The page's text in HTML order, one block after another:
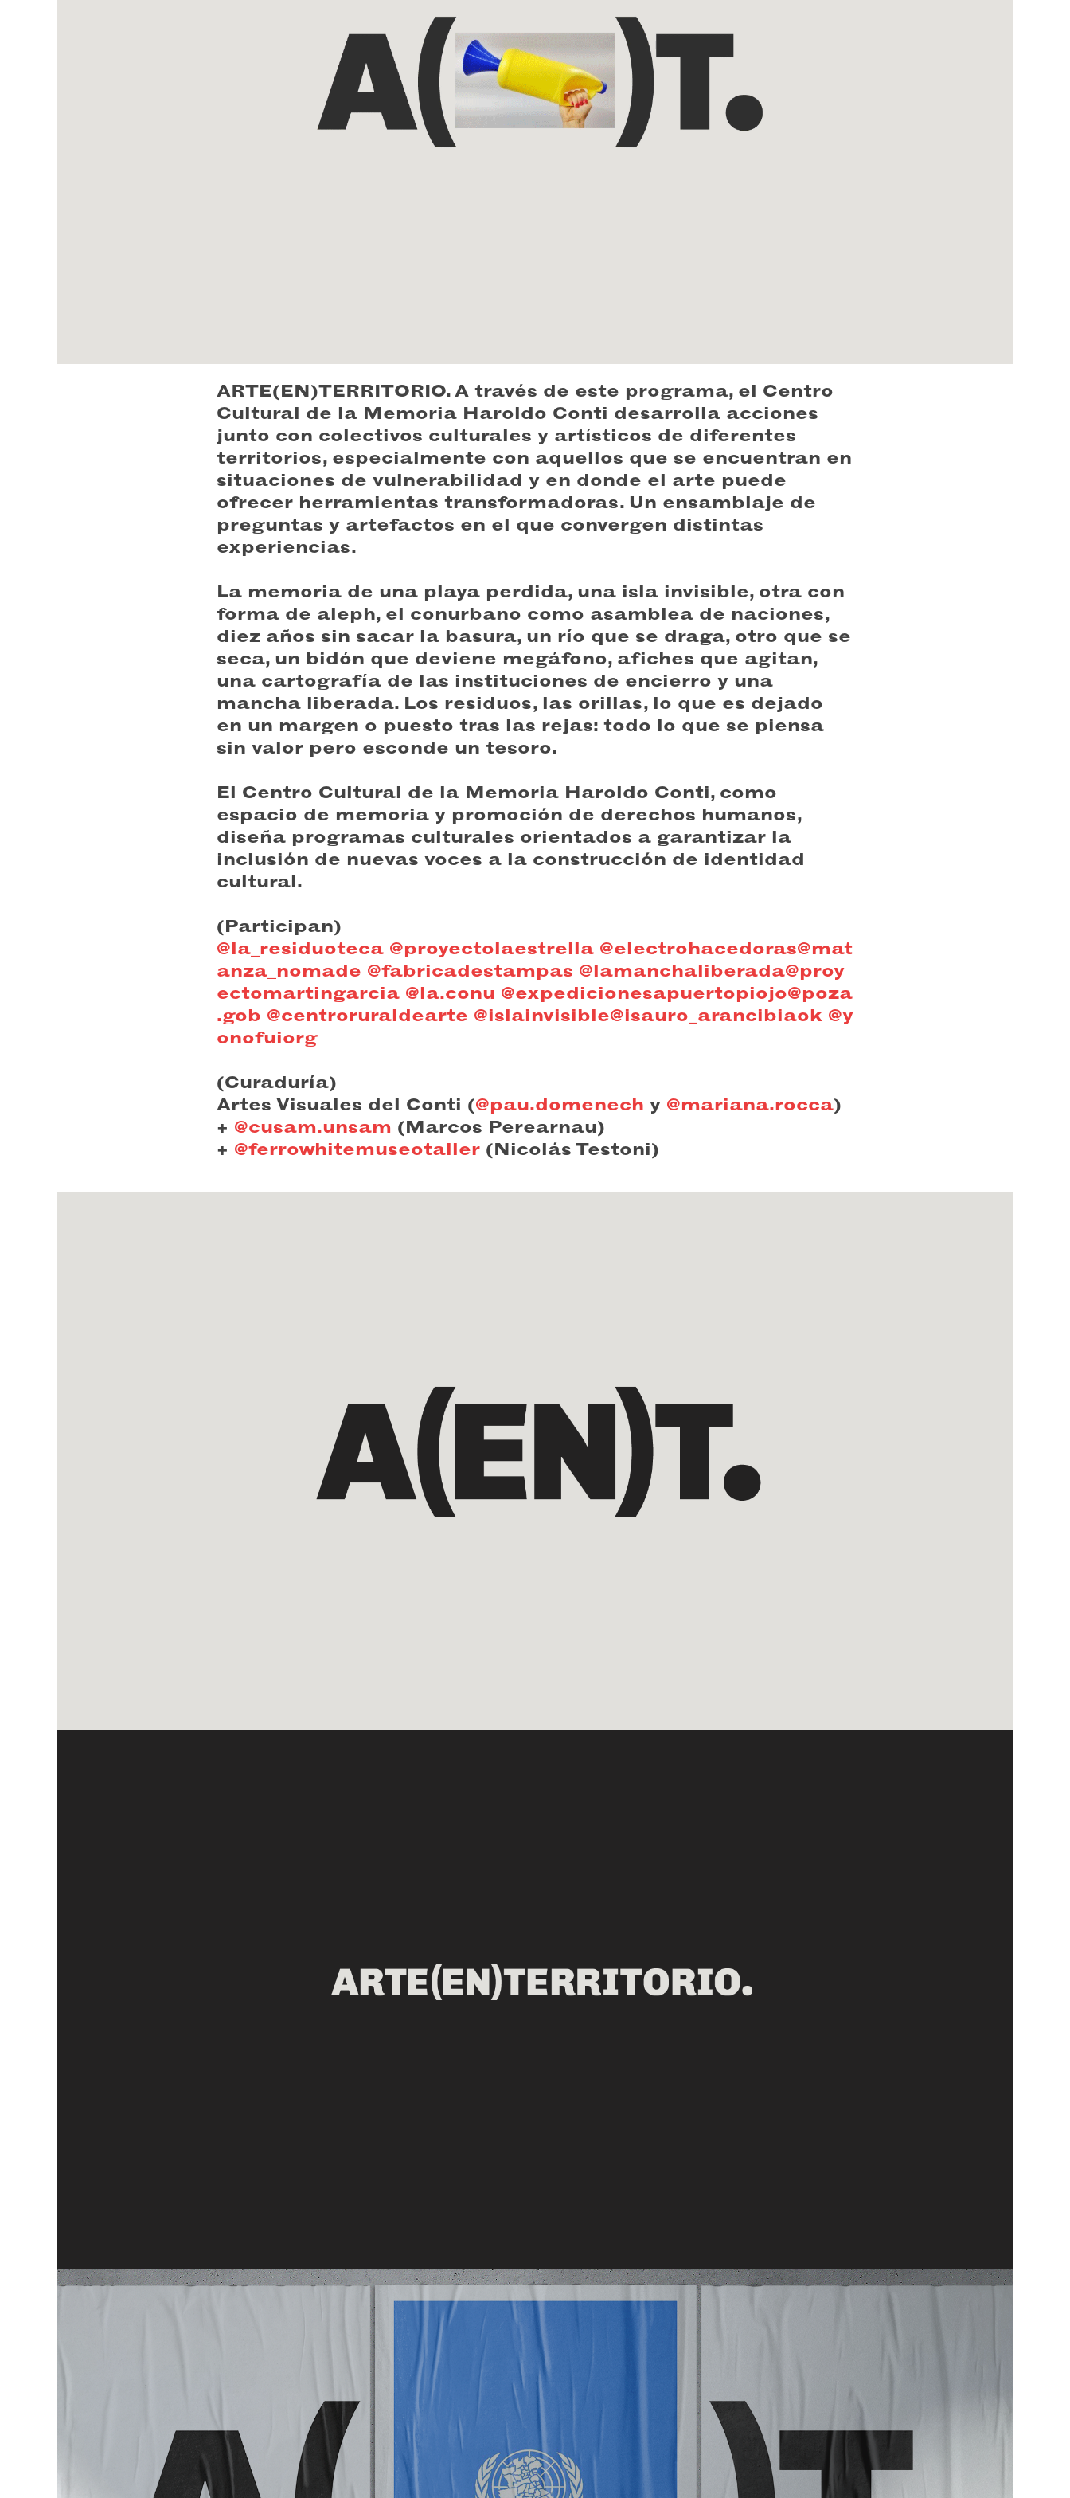
ARTE(EN)TERRITORIO. A través de este programa, el Centro
Cultural de la Memoria Haroldo Conti desarrolla acciones
junto con colectivos culturales y artísticos de diferentes
territorios, especialmente con aquellos que se encuentran en
situaciones de vulnerabilidad y en donde el arte puede
ofrecer herramientas transformadoras. Un ensamblaje de
preguntas y artefactos en el que convergen distintas
experiencias.
La memoria de una playa perdida, una isla invisible, otra con
forma de aleph, el conurbano como asamblea de naciones,
diez años sin sacar la basura, un río que se draga, otro que se
seca, un bidón que deviene megáfono, afiches que agitan,
una cartografía de las instituciones de encierro y una
mancha liberada. Los residuos, las orillas, lo que es dejado
en un margen o puesto tras las rejas: todo lo que se piensa
sin valor pero esconde un tesoro.
El Centro Cultural de la Memoria Haroldo Conti, como
espacio de memoria y promoción de derechos humanos,
diseña programas culturales orientados a garantizar la
inclusión de nuevas voces a la construcción de identidad
cultural.
(Participan)
@la_residuoteca @proyectolaestrella @electrohacedoras@mat
anza_nomade @fabricadestampas @lamanchaliberada@proy
ectomartingarcia @la.conu @expedicionesapuertopiojo@poza
.gob @centroruraldearte @islainvisible@isauro_arancibiaok @y
onofuiorg
(Curaduría)
Artes Visuales del Conti (@pau.domenech y @mariana.rocca)
+ @cusam.unsam (Marcos Perearnau)
+ @ferrowhitemuseotaller (Nicolás Testoni)